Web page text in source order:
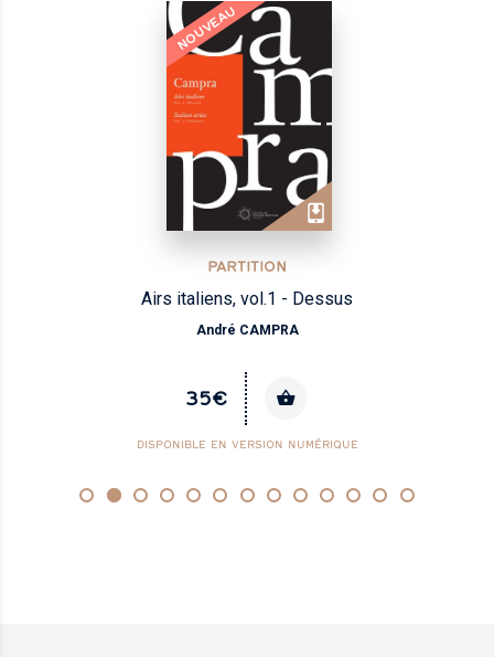
NOUVEAU
PARTITION
Airs italiens, vol.1 - Dessus
André CAMPRA
35€
DISPONIBLE EN VERSION NUMÉRIQUE